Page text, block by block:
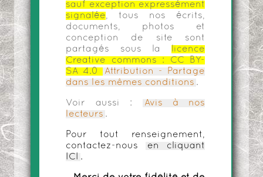
sauf exception expressément
signalée, tous nos écrits,
documents, photos et
conception de site sont
partagés sous la
licence
Creative commons :
CC BY-
SA 4.0
Attribution - Partage
dans les mêmes conditions .
Voir aussi :
Avis à nos
lecteurs .
Pour tout renseignement,
contactez-nous
en cliquant
ICI
.